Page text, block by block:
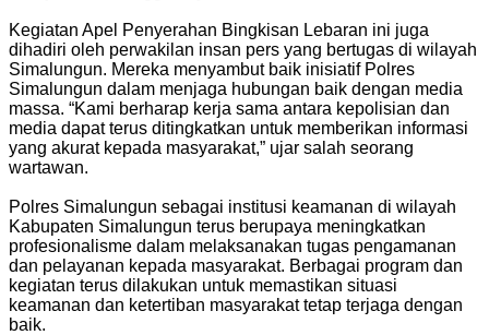
Kegiatan Apel Penyerahan Bingkisan Lebaran ini juga
dihadiri oleh perwakilan insan pers yang bertugas di wilayah
Simalungun. Mereka menyambut baik inisiatif Polres
Simalungun dalam menjaga hubungan baik dengan media
massa. “Kami berharap kerja sama antara kepolisian dan
media dapat terus ditingkatkan untuk memberikan informasi
yang akurat kepada masyarakat,” ujar salah seorang
wartawan.
Polres Simalungun sebagai institusi keamanan di wilayah
Kabupaten Simalungun terus berupaya meningkatkan
profesionalisme dalam melaksanakan tugas pengamanan
dan pelayanan kepada masyarakat. Berbagai program dan
kegiatan terus dilakukan untuk memastikan situasi
keamanan dan ketertiban masyarakat tetap terjaga dengan
baik.